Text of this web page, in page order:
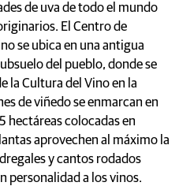
de uva de todo el mundo
El Centro de
se ubica en una antigua
del pueblo, donde se
la Cultura del Vino en la
de viñedo se enmarcan en
hectáreas colocadas en
aprovechen al máximo la
y cantos rodados
personalidad a los vinos.